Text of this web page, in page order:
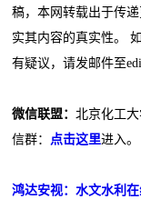
稿，本网转载出于传
实其内容的真实性。
有疑议，请发邮件至
微信联盟：北京化工
信群： 点击这里进入。
鸿达安视：水文水利